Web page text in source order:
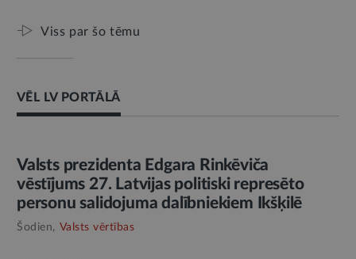
Viss par šo tēmu
VĒL LV PORTĀLĀ
AMATPERSONAS RUNA
Valsts prezidenta Edgara Rinkēviča
vēstījums 27. Latvijas politiski represēto
personu salidojuma dalībniekiem Ikšķilē
Šodien, Valsts vērtības